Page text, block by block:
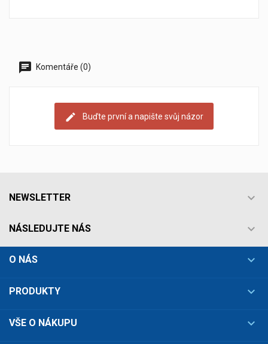
Komentáře (0)
Buďte první a napište svůj názor
NEWSLETTER 
NÁSLEDUJTE NÁS 
O NÁS 
PRODUKTY 
VŠE O NÁKUPU 